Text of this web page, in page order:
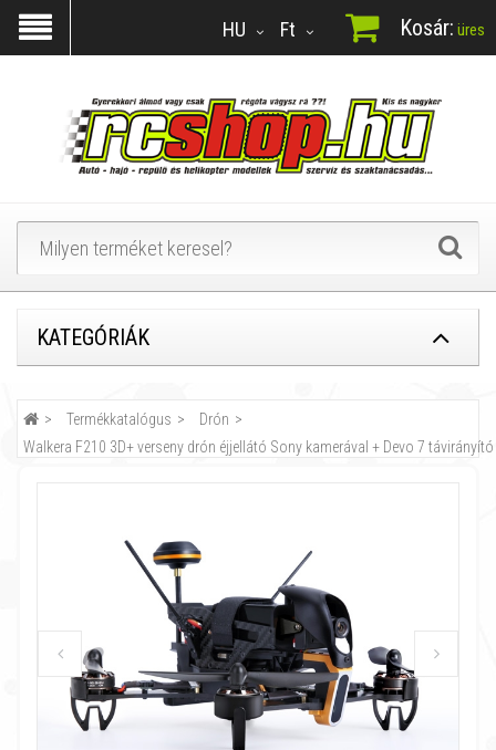
Ft
HU Kosár: üres
KATEGÓRIÁK
Termékkatalógus
Drón
Walkera F210 3D+ verseny drón éjjellátó Sony kamerával + Devo 7